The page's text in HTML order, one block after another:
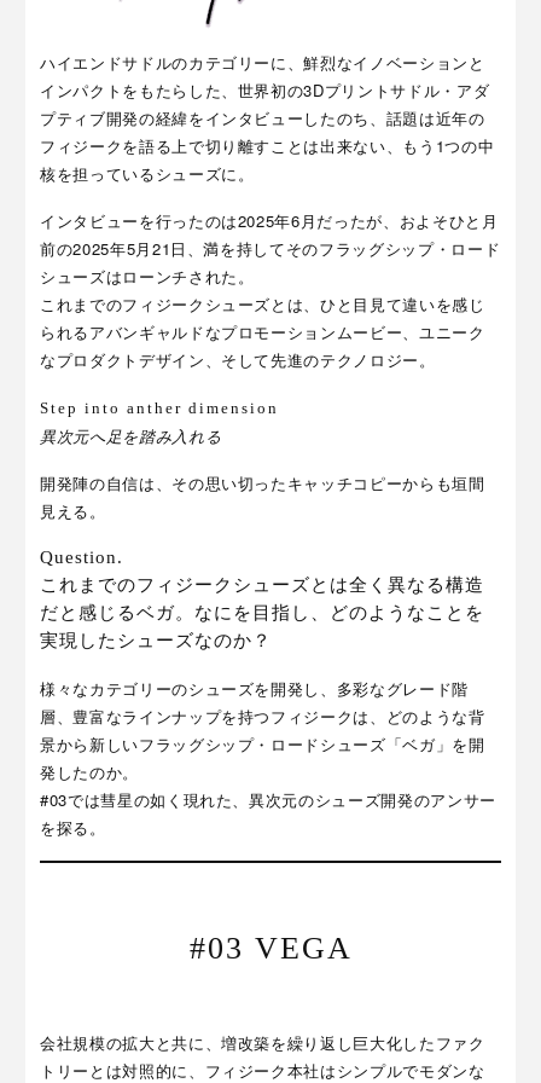
ハイエンドサドルのカテゴリーに、鮮烈なイノベーションと
インパクトをもたらした、世界初の3Dプリントサドル・アダ
プティブ開発の経緯をインタビューしたのち、話題は近年の
フィジークを語る上で切り離すことは出来ない、もう1つの中
核を担っているシューズに。
インタビューを行ったのは2025年6月だったが、およそひと月
前の2025年5月21日、満を持してそのフラッグシップ・ロード
シューズはローンチされた。
これまでのフィジークシューズとは、ひと目見て違いを感じ
られるアバンギャルドなプロモーションムービー、ユニーク
なプロダクトデザイン、そして先進のテクノロジー。
Step into anther dimension
異次元へ足を踏み入れる
開発陣の自信は、その思い切ったキャッチコピーからも垣間
見える。
Question.
これまでのフィジークシューズとは全く異なる構造
だと感じるベガ。なにを目指し、どのようなことを
実現したシューズなのか？
様々なカテゴリーのシューズを開発し、多彩なグレード階
層、豊富なラインナップを持つフィジークは、どのような背
景から新しいフラッグシップ・ロードシューズ「ベガ」を開
発したのか。
#03では彗星の如く現れた、異次元のシューズ開発のアンサー
を探る。
#03 VEGA
会社規模の拡大と共に、増改築を繰り返し巨大化したファク
トリーとは対照的に、フィジーク本社はシンプルでモダンな